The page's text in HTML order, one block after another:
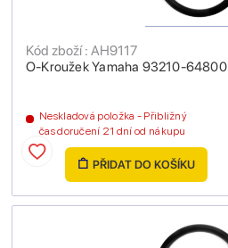
O-Kroužek Yamaha 93210-64800
Kód zboží : AH9117
Neskladová položka - Přibližný
čas doručení 21 dní od nákupu
PŘIDAT DO KOŠÍKU